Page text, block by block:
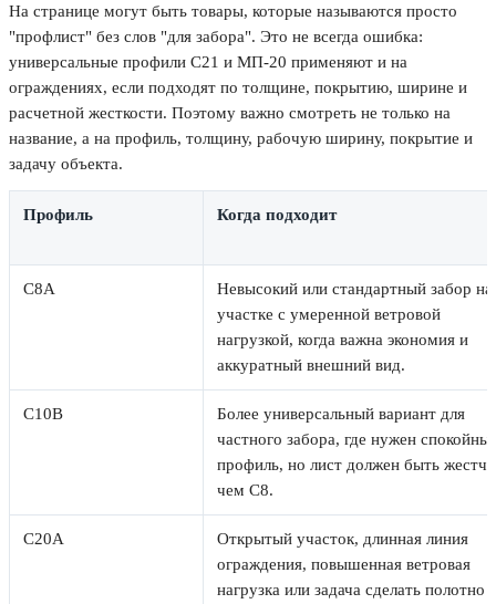
На странице могут быть товары, которые называются просто
"профлист" без слов "для забора". Это не всегда ошибка:
универсальные профили С21 и МП-20 применяют и на
ограждениях, если подходят по толщине, покрытию, ширине и
расчетной жесткости. Поэтому важно смотреть не только на
название, а на профиль, толщину, рабочую ширину, покрытие и
задачу объекта.
Профиль Когда подходит
С8А
Невысокий или стандартный забор на
участке с умеренной ветровой
нагрузкой, когда важна экономия и
аккуратный внешний вид.
С10В
Более универсальный вариант для
частного забора, где нужен
профиль, но лист должен быть
чем С8.
С20А
Открытый участок, длинная линия
ограждения, повышенная ветровая
нагрузка или задача сделать полотно